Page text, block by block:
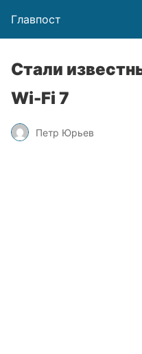
Главпост
Стали
Wi-Fi 7
Петр Юрьев